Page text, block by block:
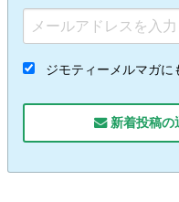
ジモティーメルマガに
新着投稿の